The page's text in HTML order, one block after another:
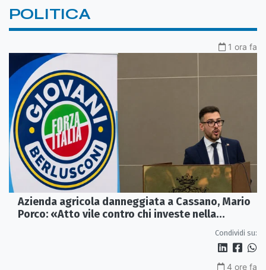
POLITICA
1 ora fa
Azienda agricola danneggiata a Cassano, Mario
Porco: «Atto vile contro chi investe nella
Condividi su:
4 ore fa